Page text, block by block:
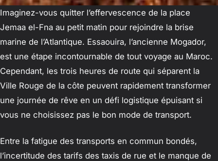
Imaginez-vous quitter l’effervescence de la place
Jemaa el-Fna au petit matin pour rejoindre la brise
marine de l’Atlantique. Essaouira, l’ancienne Mogador,
est une étape incontournable de tout voyage au Maroc.
Cependant, les trois heures de route qui séparent la
Ville Rouge de la côte peuvent rapidement transformer
une journée de rêve en un défi logistique épuisant si
vous ne choisissez pas le bon mode de transport.
Entre la fatigue des transports en commun bondés,
l’incertitude des tarifs des taxis de rue et le manque de